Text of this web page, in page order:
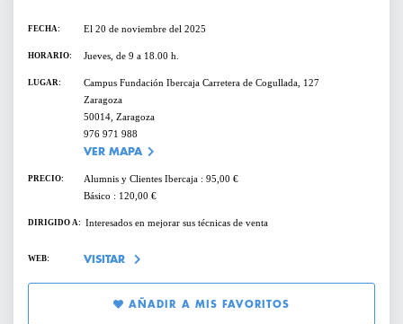
CONFERENCIAS Y MESAS REDONDAS
CURSOS Y TALLERES
PRESENTACIONES
SERVICIOS PARA EMPRESAS
ARTÍCULOS Y VÍDEOS
DIRECCIÓN Y ESTRATEGIA
EMPRESAS SOSTENIBLES
FECHA: El 20 de noviembre del 2025
HORARIO: Jueves, de 9 a 18.00 h.
LUGAR:
Campus Fundación Ibercaja Carretera de Cogullada, 127
Zaragoza
50014, Zaragoza
976 971 988
VER MAPA
PRECIO:
Alumnis y Clientes Ibercaja : 95,00 €
Básico : 120,00 €
DIRIGIDO A: Interesados en mejorar sus técnicas de venta
WEB: VISITAR
AÑADIR A MIS FAVORITOS